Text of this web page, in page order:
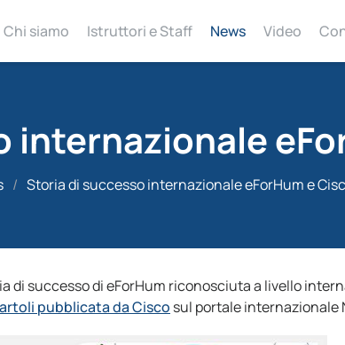
Chi siamo Istruttori e Staff News Video
internazionale
/ Storia di successo internazionale eForHum e
di successo di eForHum riconosciuta a livello
pubblicata da Cisco sul portale internazionale